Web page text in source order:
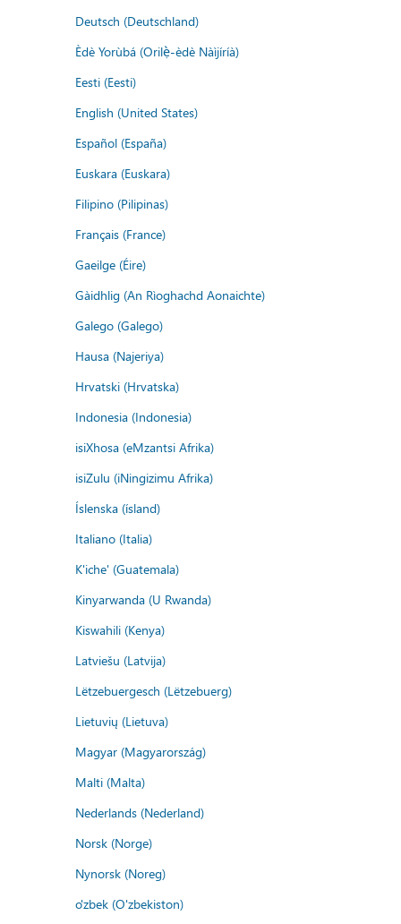
Deutsch (Deutschland)
Èdè Yorùbá (Orilẹ̀-èdè Nàìjíríà)
Eesti (Eesti)
English (United States)
Español (España)
Euskara (Euskara)
Filipino (Pilipinas)
Français (France)
Gaeilge (Éire)
Gàidhlig (An Rìoghachd Aonaichte)
Galego (Galego)
Hausa (Najeriya)
Hrvatski (Hrvatska)
Indonesia (Indonesia)
isiXhosa (eMzantsi Afrika)
isiZulu (iNingizimu Afrika)
Íslenska (ísland)
Italiano (Italia)
K'iche' (Guatemala)
Kinyarwanda (U Rwanda)
Kiswahili (Kenya)
Latviešu (Latvija)
Lëtzebuergesch (Lëtzebuerg)
Lietuvių (Lietuva)
Magyar (Magyarország)
Malti (Malta)
Nederlands (Nederland)
Norsk (Norge)
Nynorsk (Noreg)
o'zbek (O'zbekiston)